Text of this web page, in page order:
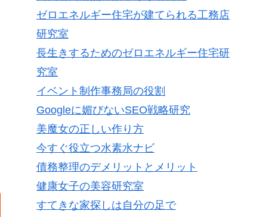
ゼロエネルギー住宅が建てられる工務店
研究室
長生きするためのゼロエネルギー住宅研
究室
イベント制作事務局の役割
Googleに媚びないSEO戦略研究
美魔女の正しい作り方
今すぐ役立つ水素水ナビ
債務整理のデメリットとメリット
健康女子の美容研究室
すてきな家探しは自分の足で